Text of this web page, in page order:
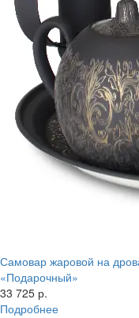
Самовар жаровой на
«Подарочный»
33 725 р.
Подробнее